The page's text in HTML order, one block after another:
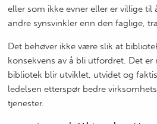
eller som ikke evner eller er villige til
andre synsvinkler enn den faglige,
Det behøver ikke være slik at
konsekvens av å bli utfordret. Det
bibliotek blir utviklet, utvidet og
ledelsen etterspør bedre
tjenester.